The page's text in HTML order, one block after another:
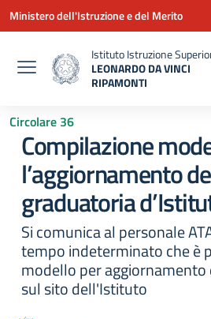
Vai ai contenuti
Vai al menu di navigazione
Vai al footer
Ministero dell'Istruzione e del Merito
Istituto Istruzione
LEONARDO DA VINCI
RIPAMONTI
Circolare 36
Compilazione
l’aggiornamento
graduatoria
Si comunica al personale
tempo indeterminato che è
modello per
sul sito dell'Istituto